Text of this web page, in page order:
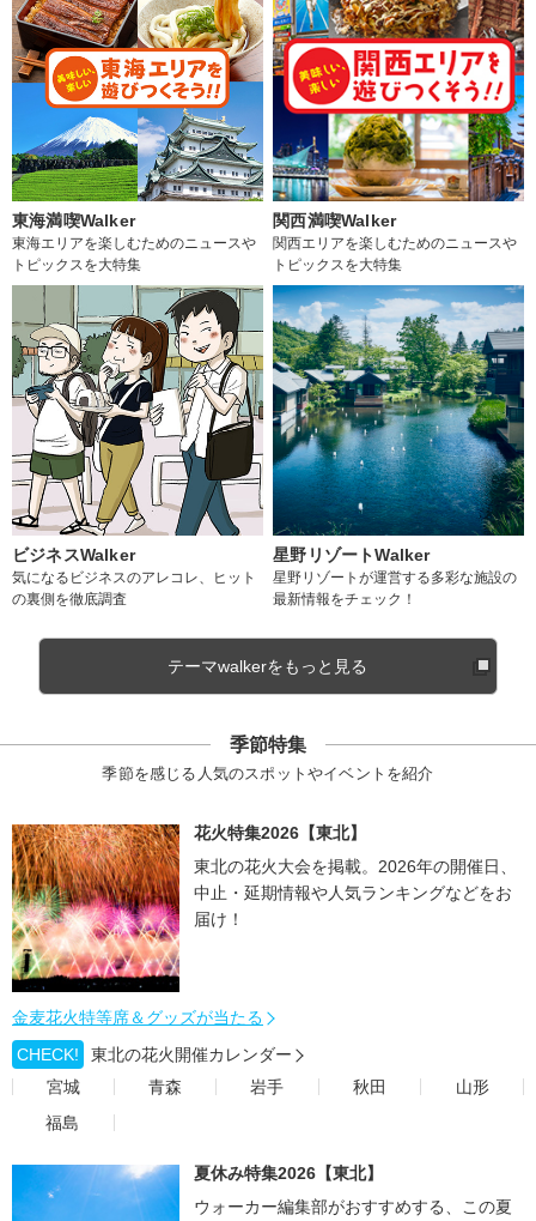
東海満喫Walker
東海エリアを楽しむためのニュースや
トピックスを大特集
関西満喫Walker
関西エリアを楽しむためのニュースや
トピックスを大特集
ビジネスWalker
気になるビジネスのアレコレ、ヒット
の裏側を徹底調査
星野リゾートWalker
星野リゾートが運営する多彩な施設の
最新情報をチェック！
テーマwalkerをもっと見る
季節特集
季節を感じる人気のスポットやイベントを紹介
花火特集2026【東北】
東北の花火大会を掲載。2026年の開催日、
中止・延期情報や人気ランキングなどをお
届け！
金麦花火特等席＆グッズが当たる
CHECK!
東北の花火開催カレンダー
宮城
青森 岩手 秋田
山形
福島
夏休み特集2026【東北】
ウォーカー編集部がおすすめする、この夏